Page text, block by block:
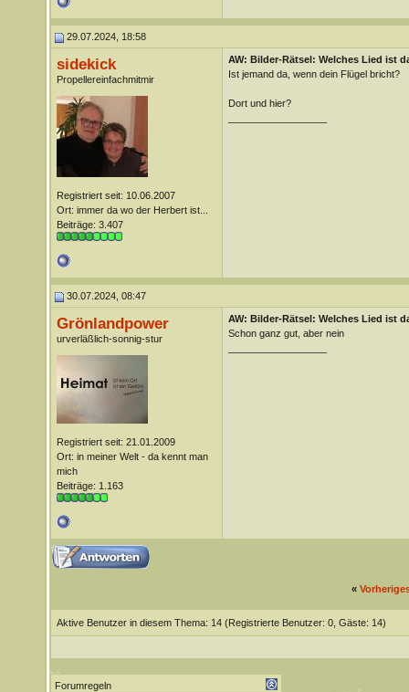
29.07.2024, 18:58
sidekick
Propellereinfachmitmir
Registriert seit: 10.06.2007
Ort: immer da wo der Herbert ist...
Beiträge: 3.407
AW: Bilder-Rätsel: Welches Lied ist
Ist jemand da, wenn dein Flügel bricht?
Dort und hier?
30.07.2024, 08:47
Grönlandpower
urverläßlich-sonnig-stur
Registriert seit: 21.01.2009
Ort: in meiner Welt - da kennt man
mich
Beiträge: 1.163
AW: Bilder-Rätsel: Welches Lied ist
Schon ganz gut, aber nein
«
Aktive Benutzer in diesem Thema: 14 (Registrierte Benutzer: 0, Gäste: 14)
Forumregeln